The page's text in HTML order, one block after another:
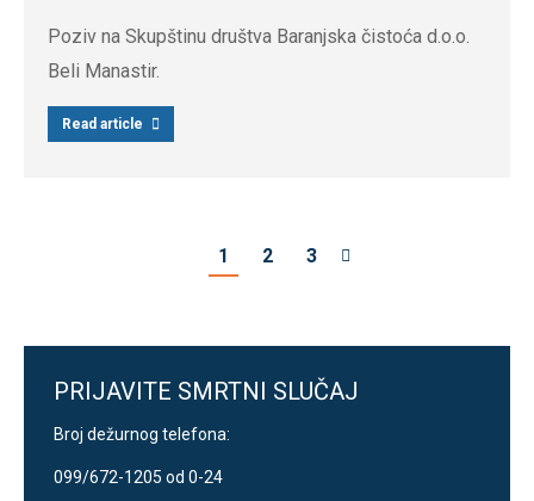
Poziv na Skupštinu društva Baranjska čistoća d.o.o.
Beli Manastir.
Read article
1 2 3
PRIJAVITE SMRTNI SLUČAJ
Broj dežurnog telefona:
099/672-1205 od 0-24